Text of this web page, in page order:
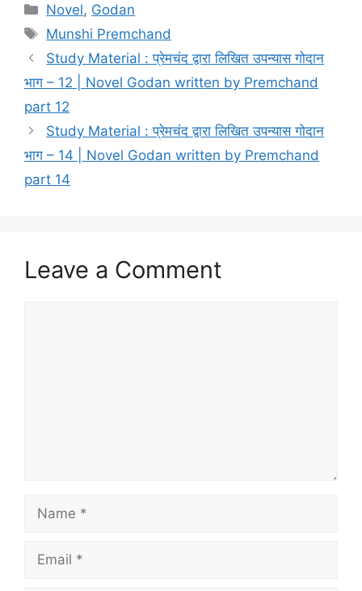
Novel, Godan
Munshi Premchand
Study Material : प्रेमचंद द्वारा लिखित उपन्यास गोदान
भाग – 12 | Novel Godan written by Premchand
part 12
Study Material : प्रेमचंद द्वारा लिखित उपन्यास गोदान
भाग – 14 | Novel Godan written by Premchand
part 14
Leave a Comment